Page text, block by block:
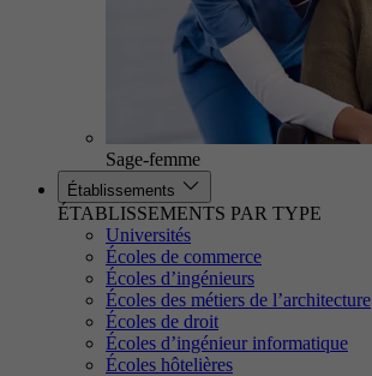
Sage-femme
Établissements
ÉTABLISSEMENTS PAR TYPE
Universités
Écoles de commerce
Écoles d’ingénieurs
Écoles des métiers de l’architecture
Écoles de droit
Écoles d’ingénieur informatique
Écoles hôtelières